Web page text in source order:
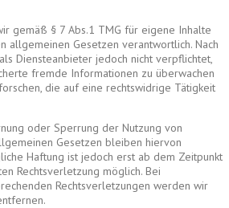
gemäß § 7 Abs.1 TMG für eigene Inhalte
allgemeinen Gesetzen verantwortlich. Nach
Diensteanbieter jedoch nicht verpflichtet,
fremde Informationen zu überwachen
die auf eine rechtswidrige Tätigkeit
oder Sperrung der Nutzung von
Gesetzen bleiben hiervon
Haftung ist jedoch erst ab dem Zeitpunkt
Rechtsverletzung möglich. Bei
Rechtsverletzungen werden wir